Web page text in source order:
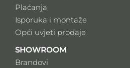
Plaćanja
Isporuka i montaže
Opći uvjeti prodaje
SHOWROOM
Brandovi